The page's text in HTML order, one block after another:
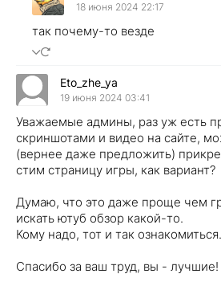
18 июня 2024 22:17
так почему-то везде
Eto_zhe_ya
19 июня 2024 03:41
Уважаемые админы, раз уж есть
скриншотами и видео на сайте,
(вернее даже предложить)
стим страницу игры, как вариант?
Думаю, что это даже проще чем
искать ютуб обзор какой-то.
Кому надо, тот и так ознакомиться.
Спасибо за ваш труд, вы - лучшие!